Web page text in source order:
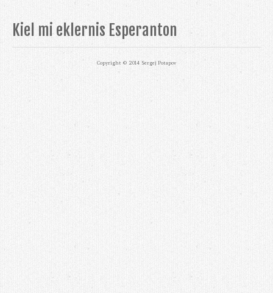
Kiel mi eklernis Esperanton
Copyright © 2014 Sergej Potapov